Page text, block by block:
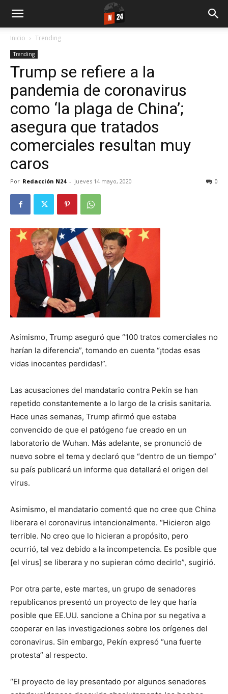
Inicio Trending
Trending
Trump se refiere a la
pandemia de coronavirus
como ‘la plaga de China’;
asegura que tratados
comerciales resultan muy
caros
Por Redacción N24 - jueves 14 mayo, 2020 0
Asimismo, Trump aseguró que “100 tratos comerciales no
harían la diferencia”, tomando en cuenta “¡todas esas
vidas inocentes perdidas!”.
Las acusaciones del mandatario contra Pekín se han
repetido constantemente a lo largo de la crisis sanitaria.
Hace unas semanas, Trump afirmó que estaba
convencido de que el patógeno fue creado en un
laboratorio de Wuhan. Más adelante, se pronunció de
nuevo sobre el tema y declaró que “dentro de un tiempo”
su país publicará un informe que detallará el origen del
virus.
Asimismo, el mandatario comentó que no cree que China
liberara el coronavirus intencionalmente. “Hicieron algo
terrible. No creo que lo hicieran a propósito, pero
ocurrió, tal vez debido a la incompetencia. Es posible que
[el virus] se liberara y no supieran cómo decirlo”, sugirió.
Por otra parte, este martes, un grupo de senadores
republicanos presentó un proyecto de ley que haría
posible que EE.UU. sancione a China por su negativa a
cooperar en las investigaciones sobre los orígenes del
coronavirus. Sin embargo, Pekín expresó “una fuerte
protesta” al respecto.
“El proyecto de ley presentado por algunos senadores